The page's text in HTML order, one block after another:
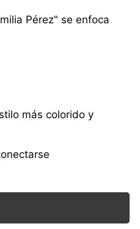
Pérez" se enfoca
más colorido y